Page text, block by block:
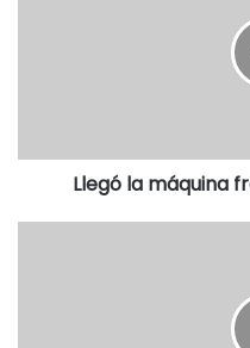
Además, el 71% de las
directo varón. En ese
menos oportunidades de
77% estimó que no ganan
hombres.
de la información, con una
diversidad y no perpetúe
Llegó la máquina